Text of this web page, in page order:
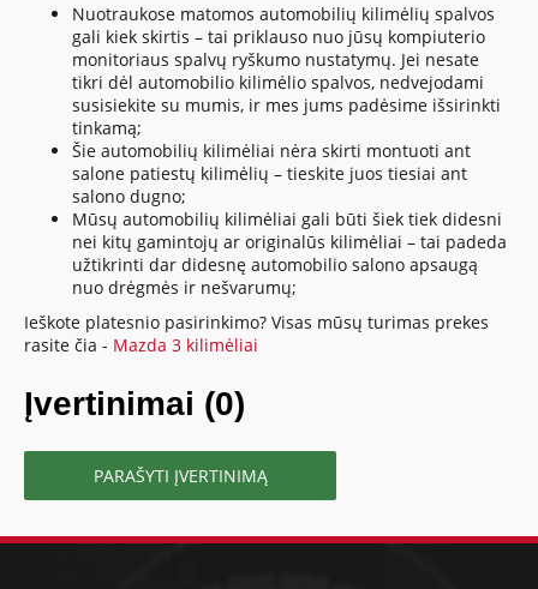
Nuotraukose matomos automobilių kilimėlių spalvos
gali kiek skirtis – tai priklauso nuo jūsų kompiuterio
monitoriaus spalvų ryškumo nustatymų. Jei nesate
tikri dėl automobilio kilimėlio spalvos, nedvejodami
susisiekite su mumis, ir mes jums padėsime išsirinkti
tinkamą;
Šie automobilių kilimėliai nėra skirti montuoti ant
salone patiestų kilimėlių – tieskite juos tiesiai ant
salono dugno;
Mūsų automobilių kilimėliai gali būti šiek tiek didesni
nei kitų gamintojų ar originalūs kilimėliai – tai padeda
užtikrinti dar didesnę automobilio salono apsaugą
nuo drėgmės ir nešvarumų;
Ieškote platesnio pasirinkimo? Visas mūsų turimas prekes
rasite čia - Mazda 3 kilimėliai
Įvertinimai (0)
PARAŠYTI ĮVERTINIMĄ